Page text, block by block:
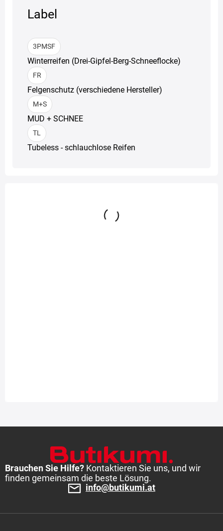
Label
3PMSF
Winterreifen (Drei-Gipfel-Berg-Schneeflocke)
FR
Felgenschutz (verschiedene Hersteller)
M+S
MUD + SCHNEE
TL
Tubeless - schlauchlose Reifen
Brauchen Sie Hilfe? Kontaktieren Sie uns, und wir
finden gemeinsam die beste Lösung.
info@butikumi.at